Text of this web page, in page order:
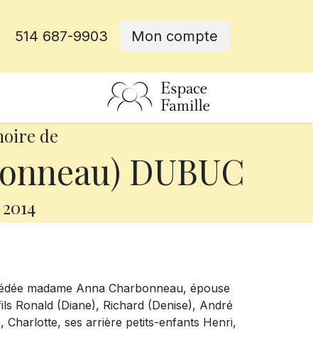
514 687-9903 Mon compte
de
DUBUC
2014
madame Anna Charbonneau, épouse
Ronald (Diane), Richard (Denise), André
Charlotte, ses arrière petits-enfants Henri,